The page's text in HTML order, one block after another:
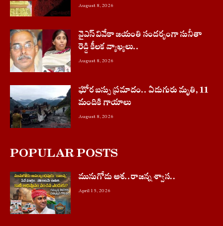
August 8, 2026
వైఎస్ వివేకా జయంతి సందర్భంగా సునీతా
రెడ్డి కీలక వ్యాఖ్యలు..
August 8, 2026
ఘోర బస్సు ప్రమాదం.. ఏడుగురు మృతి, 11
మందికి గాయాలు
August 8, 2026
POPULAR POSTS
మునుగోడు ఆశ..రాజన్న శ్వాస..
April 15, 2026